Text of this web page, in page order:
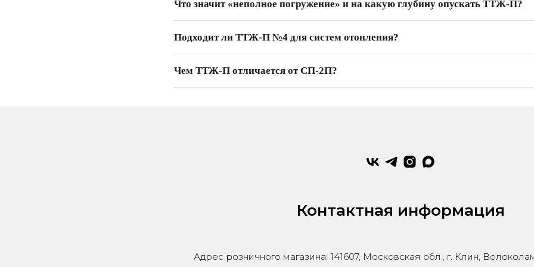
Что значит «неполное погружение» и на какую глубину опускать ТТЖ-П?
Подходит ли ТТЖ-П №4 для систем отопления?
Чем ТТЖ-П отличается от СП-2П?
Контактная информация
Адрес розничного магазина: 141607, Московская обл., г. Клин,